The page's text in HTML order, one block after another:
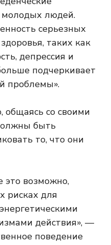
молодых людей.
серьезных
таких как
депрессия и
подчеркивает
проблемы».
общаясь со своими
быть
то, что они
это возможно,
рисках для
действия», —
поведение